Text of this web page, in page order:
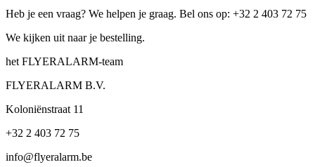
Heb je een vraag? We helpen je graag. Bel ons op: +32 2 403 72 75
We kijken uit naar je bestelling.
het FLYERALARM-team
FLYERALARM B.V.
Koloniënstraat 11
+32 2 403 72 75
info@flyeralarm.be